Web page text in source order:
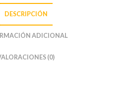
DESCRIPCIÓN
ADICIONAL
(0)